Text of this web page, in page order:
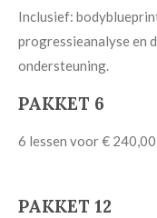
Inclusief:
progressieanalyse en
ondersteuning.
PAKKET 6
6 lessen voor € 240,00
PAKKET 12